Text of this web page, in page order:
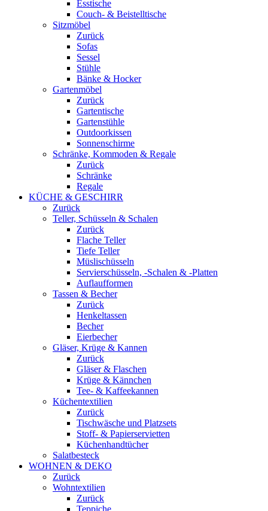
Esstische
Couch- & Beistelltische
Sitzmöbel
Zurück
Sofas
Sessel
Stühle
Bänke & Hocker
Gartenmöbel
Zurück
Gartentische
Gartenstühle
Outdoorkissen
Sonnenschirme
Schränke, Kommoden & Regale
Zurück
Schränke
Regale
KÜCHE & GESCHIRR
Zurück
Teller, Schüsseln & Schalen
Zurück
Flache Teller
Tiefe Teller
Müslischüsseln
Servierschüsseln, -Schalen & -Platten
Auflaufformen
Tassen & Becher
Zurück
Henkeltassen
Becher
Eierbecher
Gläser, Krüge & Kannen
Zurück
Gläser & Flaschen
Krüge & Kännchen
Tee- & Kaffeekannen
Küchentextilien
Zurück
Tischwäsche und Platzsets
Stoff- & Papierservietten
Küchenhandtücher
Salatbesteck
WOHNEN & DEKO
Zurück
Wohntextilien
Zurück
Teppiche